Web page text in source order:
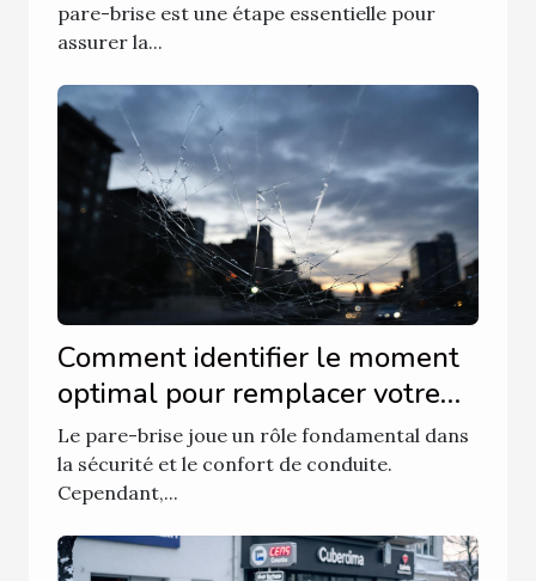
pare-brise est une étape essentielle pour
assurer la...
Comment identifier le moment
optimal pour remplacer votre
pare-brise ?
Le pare-brise joue un rôle fondamental dans
la sécurité et le confort de conduite.
Cependant,...